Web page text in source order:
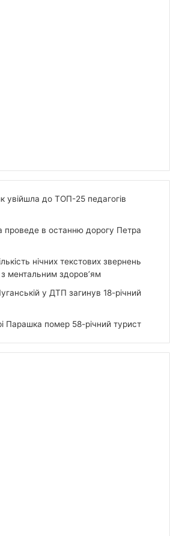
увійшла до ТОП-25 педагогів
проведе в останню дорогу Петра
нічних текстових звернень
ментальним здоров’ям
у ДТП загинув 18-річний
Парашка помер 58-річний турист